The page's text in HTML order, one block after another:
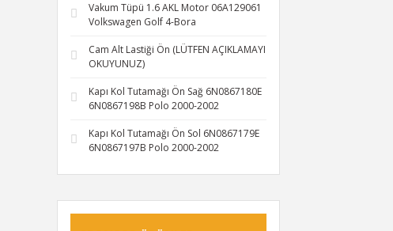
Vakum Tüpü 1.6 AKL Motor 06A129061
Volkswagen Golf 4-Bora
Cam Alt Lastiği Ön (LÜTFEN AÇIKLAMAYI
OKUYUNUZ)
Kapı Kol Tutamağı Ön Sağ 6N0867180E
6N0867198B Polo 2000-2002
Kapı Kol Tutamağı Ön Sol 6N0867179E
6N0867197B Polo 2000-2002